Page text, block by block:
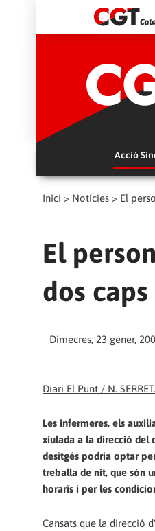
Acció
Inici > Notícies > El
El
dos
Dimecres, 23 gener,
Diari El Punt / N.
Les infermeres, els
xiulada a la direcció del
desitgés podria optar
treballa de nit, que són
horaris i per les
Cansats que la direcció